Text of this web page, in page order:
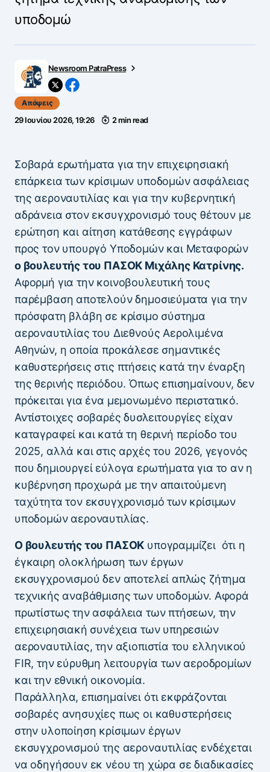
υποδομώ
Newsroom PatraPress
Απόψεις
29 Ιουνίου 2026, 19:26 2 min read
Σοβαρά ερωτήματα για την επιχειρησιακή
επάρκεια των κρίσιμων υποδομών ασφάλειας
της αεροναυτιλίας και για την κυβερνητική
αδράνεια στον εκσυγχρονισμό τους θέτουν με
ερώτηση και αίτηση κατάθεσης εγγράφων
προς τον υπουργό Υποδομών και Μεταφορών
ο βουλευτής του ΠΑΣΟΚ Μιχάλης Κατρίνης.
Αφορμή για την κοινοβουλευτική τους
παρέμβαση αποτελούν δημοσιεύματα για την
πρόσφατη βλάβη σε κρίσιμο σύστημα
αεροναυτιλίας του Διεθνούς Αερολιμένα
Αθηνών, η οποία προκάλεσε σημαντικές
καθυστερήσεις στις πτήσεις κατά την έναρξη
της θερινής περιόδου. Όπως επισημαίνουν, δεν
πρόκειται για ένα μεμονωμένο περιστατικό.
Αντίστοιχες σοβαρές δυσλειτουργίες είχαν
καταγραφεί και κατά τη θερινή περίοδο του
2025, αλλά και στις αρχές του 2026, γεγονός
που δημιουργεί εύλογα ερωτήματα για το αν η
κυβέρνηση προχωρά με την απαιτούμενη
ταχύτητα τον εκσυγχρονισμό των κρίσιμων
υποδομών αεροναυτιλίας.
Ο βουλευτής του ΠΑΣΟΚ υπογραμμίζει ότι η
έγκαιρη ολοκλήρωση των έργων
εκσυγχρονισμού δεν αποτελεί απλώς ζήτημα
τεχνικής αναβάθμισης των υποδομών. Αφορά
πρωτίστως την ασφάλεια των πτήσεων, την
επιχειρησιακή συνέχεια των υπηρεσιών
αεροναυτιλίας, την αξιοπιστία του ελληνικού
FIR, την εύρυθμη λειτουργία των αεροδρομίων
και την εθνική οικονομία.
Παράλληλα, επισημαίνει ότι εκφράζονται
σοβαρές ανησυχίες πως οι καθυστερήσεις
στην υλοποίηση κρίσιμων έργων
εκσυγχρονισμού της αεροναυτιλίας ενδέχεται
να οδηγήσουν εκ νέου τη χώρα σε διαδικασίες